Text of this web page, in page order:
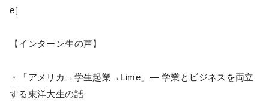
e］
【インターン生の声】
・「アメリカ→学生起業→Lime」— 学業とビジネスを両立
する東洋大生の話